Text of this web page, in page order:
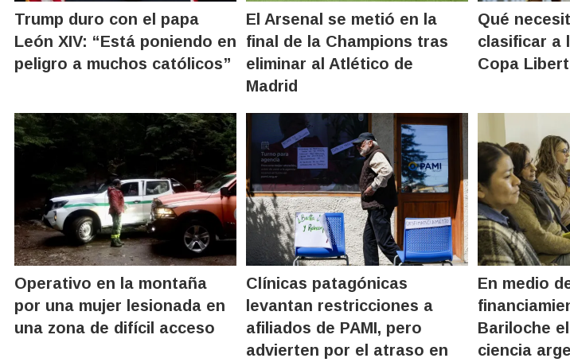
Trump duro con el papa
León XIV: “Está poniendo en
peligro a muchos católicos”
El Arsenal se metió en la
final de la Champions tras
eliminar al Atlético de
Madrid
Qué
clasificar a
Copa
Operativo en la montaña
por una mujer lesionada en
una zona de difícil acceso
Clínicas patagónicas
levantan restricciones a
afiliados de PAMI, pero
advierten por el atraso en
En medio
Bariloche
ciencia